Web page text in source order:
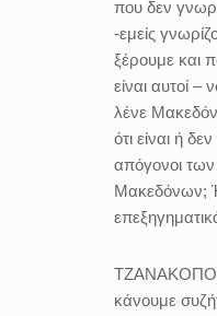
που δεν
-εμείς
ξέρουμε και
είναι αυτοί –
λένε
ότι είναι ή
απόγονοι
Μακεδόνων;
κάνουμε